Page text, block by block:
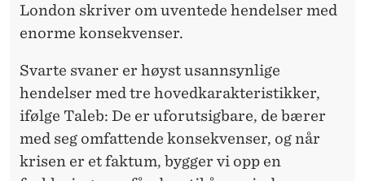
London skriver om uventede hendelser med
enorme konsekvenser.
Svarte svaner er høyst usannsynlige
hendelser med tre hovedkarakteristikker,
ifølge Taleb: De er uforutsigbare, de bærer
med seg omfattende konsekvenser, og når
krisen er et faktum, bygger vi opp en